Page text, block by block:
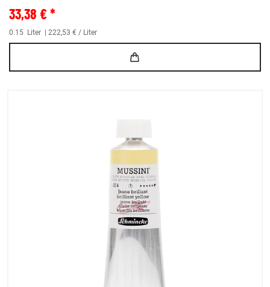
33,38 € *
0.15 Liter | 222,53 € / Liter